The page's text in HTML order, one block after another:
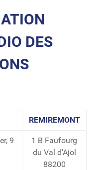
DES
REMIREMONT
9
1 B Faufourg
du Val d'Ajol
88200